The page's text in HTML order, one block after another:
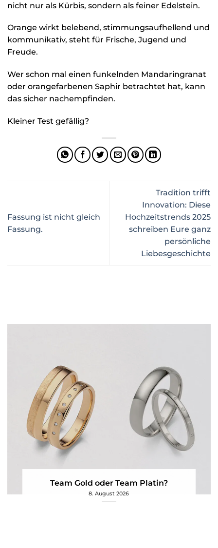
nicht nur als Kürbis, sondern als feiner Edelstein.
Orange wirkt belebend, stimmungsaufhellend und
kommunikativ, steht für Frische, Jugend und
Freude.
Wer schon mal einen funkelnden Mandaringranat
oder orangefarbenen Saphir betrachtet hat, kann
das sicher nachempfinden.
Kleiner Test gefällig?
Fassung ist nicht gleich
Fassung.
Tradition trifft
Innovation: Diese
Hochzeitstrends 2025
schreiben Eure ganz
persönliche
Liebesgeschichte
Team Gold oder Team Platin?
8. August 2026